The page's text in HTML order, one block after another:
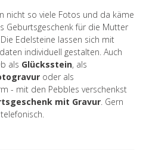
nicht so viele Fotos und da käme
Geburtsgeschenk für die Mutter
Edelsteine lassen sich mit
individuell gestalten. Auch
als Glücksstein, als
oder als
- mit den Pebbles verschenkst
mit Gravur. Gern